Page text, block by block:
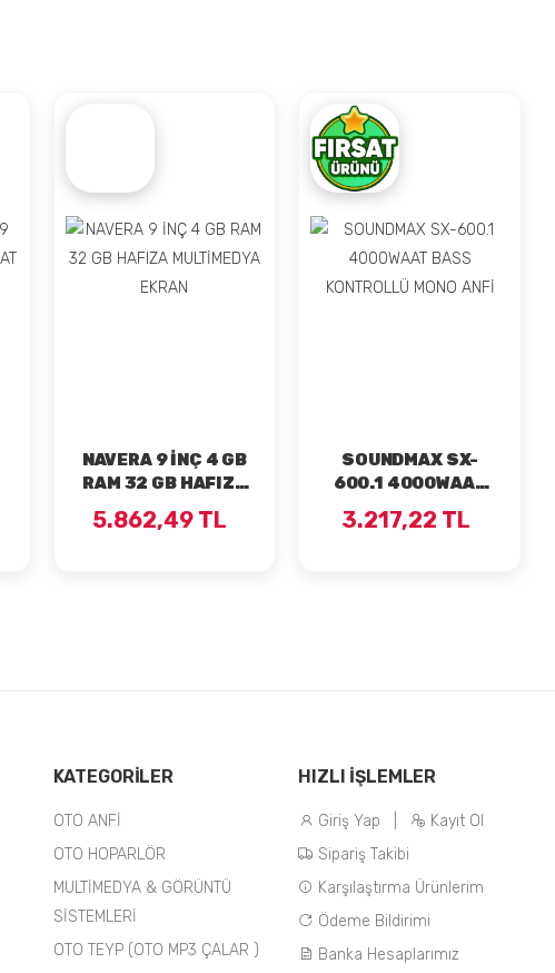
NAVERA 9 İNÇ 4 GB
RAM 32 GB HAFIZA
MULTİMEDYA EKRAN
5.862,49 TL
SOUNDMAX SX-
600.1 4000WAAT
BASS KONTROLLÜ
MONO ANFİ
3.217,22 TL
KATEGORİLER
OTO ANFİ
OTO HOPARLÖR
MULTİMEDYA & GÖRÜNTÜ
SİSTEMLERİ
OTO TEYP (OTO MP3 ÇALAR )
HIZLI İŞLEMLER
Giriş Yap
Kayıt Ol
Sipariş Takibi
Karşılaştırma Ürünlerim
Ödeme Bildirimi
Banka Hesaplarımız